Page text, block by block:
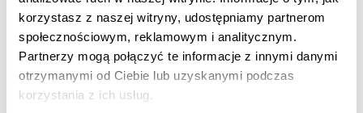
korzystasz z naszej witryny, udostępniamy partnerom
społecznościowym, reklamowym i analitycznym.
Partnerzy mogą połączyć te informacje z innymi danymi
otrzymanymi od Ciebie lub uzyskanymi podczas
korzystania z ich usług.
kompetencyjnych
Na tym etapie celem jest określenie różnicy między
aktualnymi kompetencjami pracownika a tymi, które
będą niezbędne w przyszłej roli.